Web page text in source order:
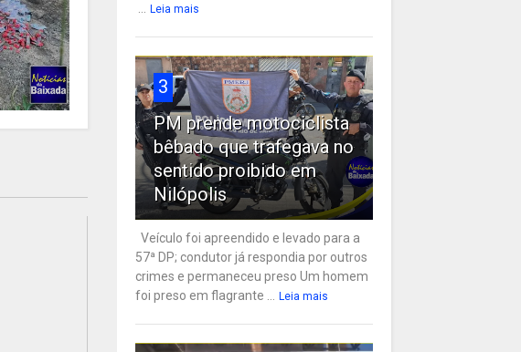
... Leia mais
3
PM prende motociclista
bêbado que trafegava no
sentido proibido em
Nilópolis
Veículo foi apreendido e levado para a
57ª DP; condutor já respondia por outros
crimes e permaneceu preso Um homem
foi preso em flagrante ... Leia mais